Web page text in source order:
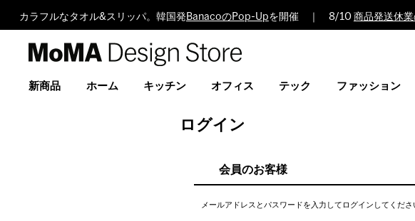
カラフルなタオル&スリッパ。韓国発 BanacoのPop-Upを開催 ｜ 8/10 商品発送休
Design
新商品 ホーム キッチン オフィス テック ファッション
ログイン
会員のお客様
メールアドレスとパスワードを入力してログインしてくださ